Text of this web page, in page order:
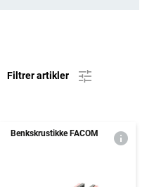
Filtrer artikler
Benkskrustikke FACOM